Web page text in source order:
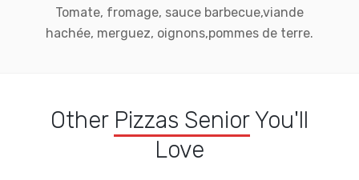
Tomate, fromage, sauce barbecue,viande
hachée, merguez, oignons,pommes de terre.
Other Pizzas Senior You'll
Love